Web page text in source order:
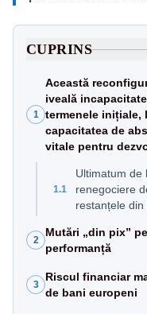
CUPRINS
1
Această
iveală
termenele inițiale,
capacitatea de
vitale pentru
1.1
Ultimatum de
renegociere
restanțele din
2
Mutări „din pix”
performanță
3
Riscul financiar
de bani europeni